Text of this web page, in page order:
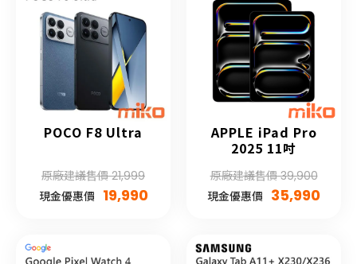
POCO F8 Ultra
原廠建議售價 21,999
現金優惠價 19,990
APPLE iPad Pro
2025 11吋
原廠建議售價 39,900
現金優惠價 35,990